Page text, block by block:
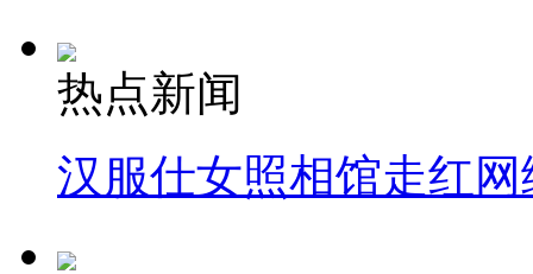
热点新闻
汉服仕女照相馆走红网